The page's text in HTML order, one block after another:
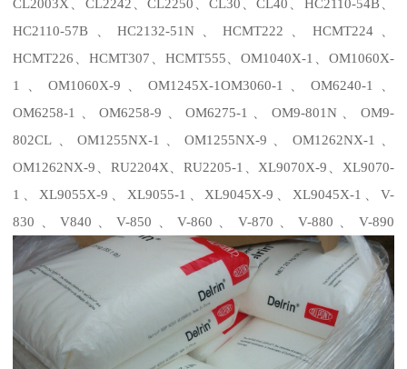
CL2003X、 CL2242 、 CL2250 、CL30 、CL40 、 HC2110-54B、
HC2110-57B 、 HC2132-51N、HCMT222 、 HCMT224、
HCMT226 、 HCMT307 、 HCMT555、OM1040X-1 、 OM1060X-
1 、 OM1060X-9 、 OM1245X-1OM3060-1 、OM6240-1 、
OM6258-1 、OM6258-9 、OM6275-1 、 OM9-801N、 OM9-
802CL 、 OM1255NX-1 、OM1255NX-9 、 OM1262NX-1 、
OM1262NX-9 、 RU2204X、RU2205-1 、XL9070X-9 、 XL9070-
1 、 XL9055X-9 、 XL9055-1 、XL9045X-9 、XL9045X-1 、 V-
830 、 V840 、V-850 、V-860 、 V-870 、V-880 、 V-890